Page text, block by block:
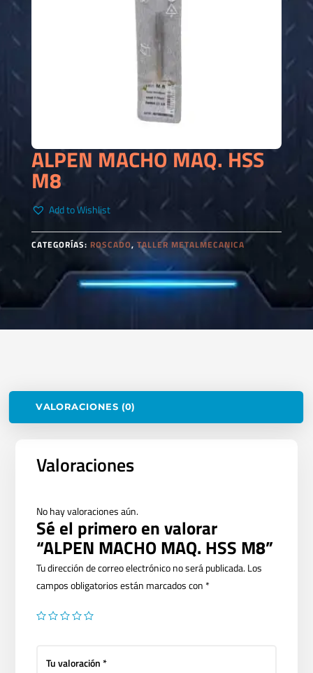
ALPEN MACHO MAQ. HSS
M8
Add to Wishlist
CATEGORÍAS: ROSCADO, TALLER METALMECANICA
VALORACIONES (0)
Valoraciones
No hay valoraciones aún.
Sé el primero en valorar
“ALPEN MACHO MAQ. HSS M8”
Tu dirección de correo electrónico no será publicada.Los
campos obligatorios están marcados con *